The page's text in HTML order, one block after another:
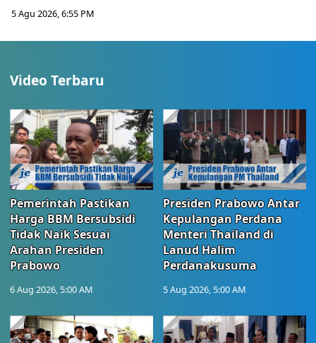
5 Agu 2026, 6:55 PM
Video Terbaru
Pemerintah Pastikan
Harga BBM Bersubsidi
Tidak Naik Sesuai
Arahan Presiden
Prabowo
6 Aug 2026, 5:00 AM
Presiden Prabowo Antar
Kepulangan Perdana
Menteri Thailand di
Lanud Halim
Perdanakusuma
5 Aug 2026, 5:00 AM